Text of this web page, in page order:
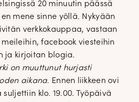
20 minuutin päässä
mene sinne yöllä. Nykyään
verkkokauppaa, vastaan
facebook viesteihin
ja kirjoitan blogia.
on muuttunut hurjasti
aikana. Ennen liikkeen ovi
klo. 19.00. Työpäivä